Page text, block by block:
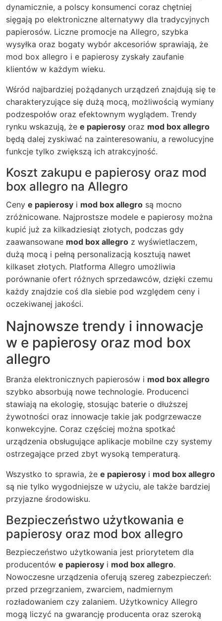
dynamicznie, a polscy konsumenci coraz chętniej
sięgają po elektroniczne alternatywy dla tradycyjnych
papierosów. Liczne promocje na Allegro, szybka
wysyłka oraz bogaty wybór akcesoriów sprawiają, że
mod box allegro i e papierosy zyskały zaufanie
klientów w każdym wieku.
Wśród najbardziej pożądanych urządzeń znajdują się te
charakteryzujące się dużą mocą, możliwością wymiany
podzespołów oraz efektownym wyglądem. Trendy
rynku wskazują, że e papierosy oraz mod box allegro
będą dalej zyskiwać na zainteresowaniu, a rewolucyjne
funkcje tylko zwiększą ich atrakcyjność.
Koszt zakupu e papierosy oraz mod
box allegro na Allegro
Ceny e papierosy i mod box allegro są mocno
zróżnicowane. Najprostsze modele e papierosy można
kupić już za kilkadziesiąt złotych, podczas gdy
zaawansowane mod box allegro z wyświetlaczem,
dużą mocą i pełną personalizacją kosztują nawet
kilkaset złotych. Platforma Allegro umożliwia
porównanie ofert różnych sprzedawców, dzięki czemu
każdy znajdzie coś dla siebie pod względem ceny i
oczekiwanej jakości.
Najnowsze trendy i innowacje
w e papierosy oraz mod box
allegro
Branża elektronicznych papierosów i mod box allegro
szybko absorbują nowe technologie. Producenci
stawiają na ekologię, stosując baterie o dłuższej
żywotności oraz innowacje takie jak podgrzewacze
konwekcyjne. Coraz częściej można spotkać
urządzenia obsługujące aplikacje mobilne czy systemy
ostrzegające przed zbyt wysoką temperaturą.
Wszystko to sprawia, że e papierosy i mod box allegro
są nie tylko wygodniejsze w użyciu, ale także bardziej
przyjazne środowisku.
Bezpieczeństwo użytkowania e
papierosy oraz mod box allegro
Bezpieczeństwo użytkowania jest priorytetem dla
producentów e papierosy i mod box allegro.
Nowoczesne urządzenia oferują szereg zabezpieczeń:
przed przegrzaniem, zwarciem, nadmiernym
rozładowaniem czy zalaniem. Użytkownicy Allegro
mogą liczyć na gwarancję producenta oraz szeroką